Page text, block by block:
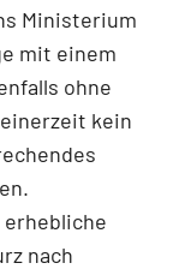
Ministerium
mit einem
ohne
kein
erhebliche
nach